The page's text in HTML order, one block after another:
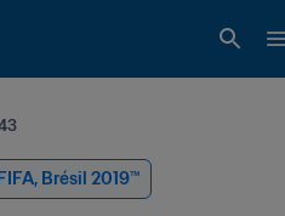
Brésil 2019™